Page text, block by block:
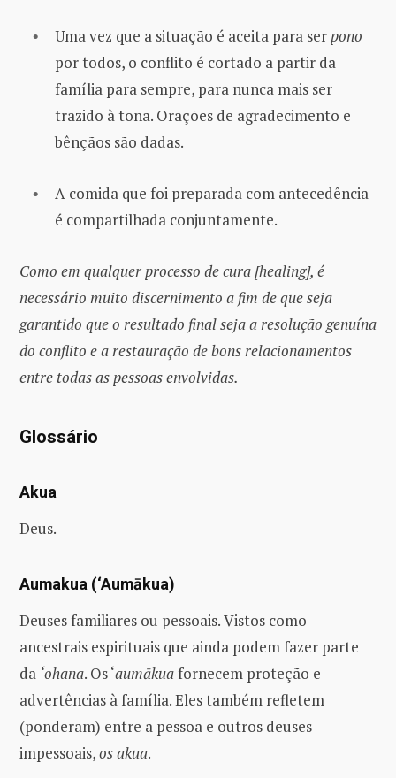
Uma vez que a situação é aceita para serpono
por todos, o conflito é cortado a partir da
família para sempre, para nunca mais ser
trazido à tona. Orações de agradecimento e
bênçãos são dadas.
A comida que foi preparada com antecedência
é compartilhada conjuntamente.
Como em qualquer processo de cura [healing], é
necessário muito discernimento a fim de que seja
garantido que o resultado final seja a resolução genuína
do conflito e a restauração de bons relacionamentos
entre todas as pessoas envolvidas.
Glossário
Akua
Deus.
Aumakua (‘Aumākua)
Deuses familiares ou pessoais. Vistos como
ancestrais espirituais que ainda podem fazer parte
da ‘ohana. Os ‘aumākuafornecem proteção e
advertências à família. Eles também refletem
(ponderam) entre a pessoa e outros deuses
impessoais,os akua.